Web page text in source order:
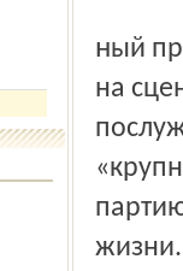
ный прием, когда зритель воспринимает происходящее
на
жизни.